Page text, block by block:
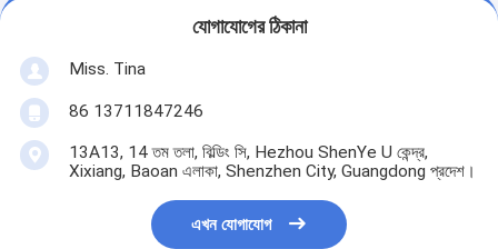
যোগাযোগের ঠিকানা
Miss. Tina
86 13711847246
13A13, 14 তম তলা, বিল্ডিং সি, Hezhou ShenYe U কেন্দ্র,
Xixiang, Baoan এলাকা, Shenzhen City, Guangdong প্রদেশ।
এখন যোগাযোগ